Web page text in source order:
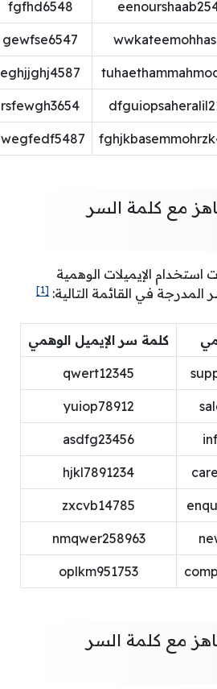
fgfhd6548
gewfse6547
eghjjghj4587
rsfewgh3654
مع كلمة السر
الإيميلات الوهمية
في القائمة التالية: [1]
كلمة سر الإيميل الوهمي
qwert12345
yuiop78912
asdfg23456
hjkl7891234
zxcvb14785
nmqwer258963
oplkm951753
مع كلمة السر